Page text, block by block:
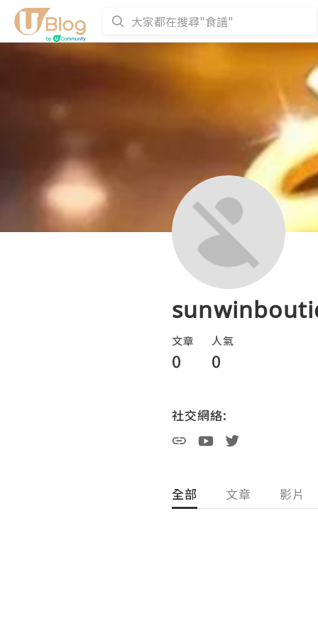
文章
0
人氣
0
社交網絡:
全部 文章 影片